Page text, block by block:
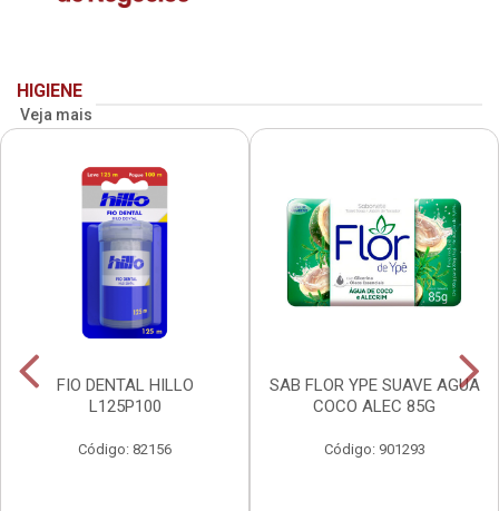
HIGIENE
Veja mais
FIO DENTAL HILLO
L125P100
Código: 82156
SAB FLOR YPE SUAVE AGUA
COCO ALEC 85G
Código: 901293